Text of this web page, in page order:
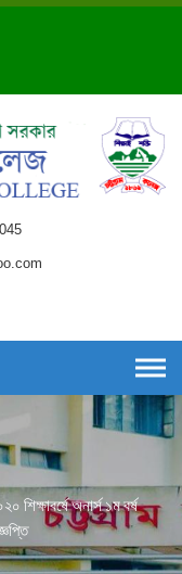
শিক্ষাবর্ষে অনার্স ১ম বর্ষ